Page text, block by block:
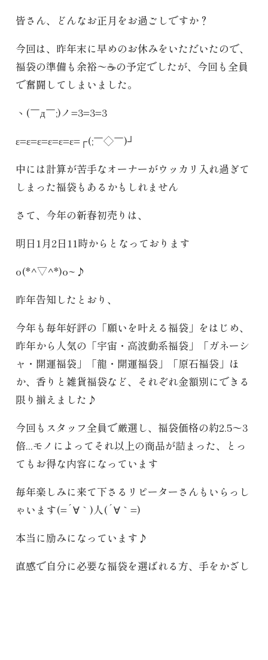
皆さん、どんなお正月をお過ごしですか？
今回は、昨年末に早めのお休みをいただいたので、
福袋の準備も余裕〜☕️の予定でしたが、今回も全員
で奮闘してしまいました。
ヽ(￣д￣;)ノ=3=3=3
ε=ε=ε=ε=ε=ε=┌(;￣◇￣)┘
中には計算が苦手なオーナーがウッカリ入れ過ぎて
しまった福袋もあるかもしれません
さて、今年の新春初売りは、
明日1月2日11時からとなっております
o(*^▽^*)o~♪
昨年告知したとおり、
今年も毎年好評の「願いを叶える福袋」をはじめ、
昨年から人気の「宇宙・高波動系福袋」「ガネーシ
ャ・開運福袋」「龍・開運福袋」「原石福袋」ほ
か、香りと雑貨福袋など、それぞれ金額別にできる
限り揃えました♪
今回もスタッフ全員で厳選し、福袋価格の約2.5〜3
倍...モノによってそれ以上の商品が詰まった、とっ
てもお得な内容になっています
毎年楽しみに来て下さるリピーターさんもいらっし
ゃいます(=´∀｀)人(´∀｀=)
本当に励みになっています♪
直感で自分に必要な福袋を選ばれる方、手をかざし